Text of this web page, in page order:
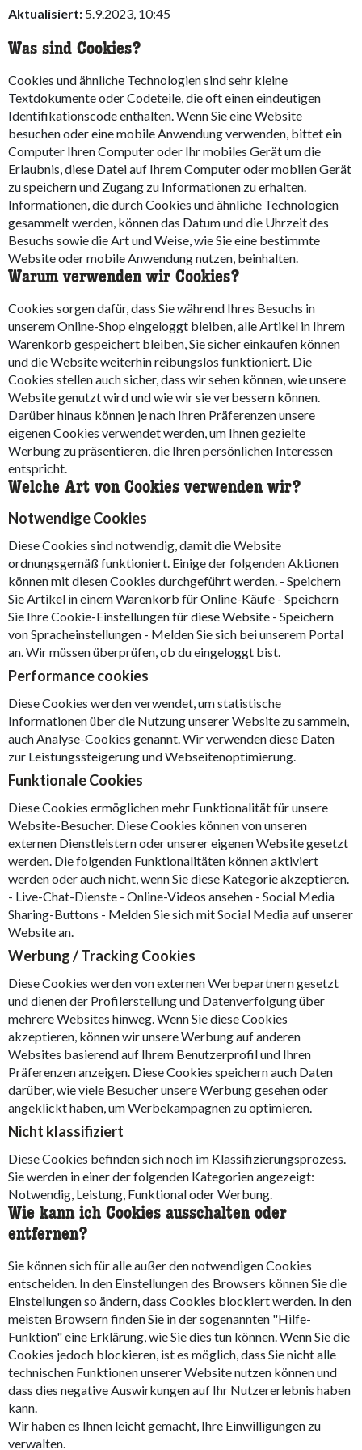
Aktualisiert: 5.9.2023, 10:45
Was sind Cookies?
Cookies und ähnliche Technologien sind sehr kleine
Textdokumente oder Codeteile, die oft einen eindeutigen
Identifikationscode enthalten. Wenn Sie eine Website
besuchen oder eine mobile Anwendung verwenden, bittet ein
Computer Ihren Computer oder Ihr mobiles Gerät um die
Erlaubnis, diese Datei auf Ihrem Computer oder mobilen Gerät
zu speichern und Zugang zu Informationen zu erhalten.
Informationen, die durch Cookies und ähnliche Technologien
gesammelt werden, können das Datum und die Uhrzeit des
Besuchs sowie die Art und Weise, wie Sie eine bestimmte
Website oder mobile Anwendung nutzen, beinhalten.
Warum verwenden wir Cookies?
Cookies sorgen dafür, dass Sie während Ihres Besuchs in
unserem Online-Shop eingeloggt bleiben, alle Artikel in Ihrem
Warenkorb gespeichert bleiben, Sie sicher einkaufen können
und die Website weiterhin reibungslos funktioniert. Die
Cookies stellen auch sicher, dass wir sehen können, wie unsere
Website genutzt wird und wie wir sie verbessern können.
Darüber hinaus können je nach Ihren Präferenzen unsere
eigenen Cookies verwendet werden, um Ihnen gezielte
Werbung zu präsentieren, die Ihren persönlichen Interessen
entspricht.
Welche Art von Cookies verwenden wir?
Notwendige Cookies
Diese Cookies sind notwendig, damit die Website
ordnungsgemäß funktioniert. Einige der folgenden Aktionen
können mit diesen Cookies durchgeführt werden. - Speichern
Sie Artikel in einem Warenkorb für Online-Käufe - Speichern
Sie Ihre Cookie-Einstellungen für diese Website - Speichern
von Spracheinstellungen - Melden Sie sich bei unserem Portal
an. Wir müssen überprüfen, ob du eingeloggt bist.
Performance cookies
Diese Cookies werden verwendet, um statistische
Informationen über die Nutzung unserer Website zu sammeln,
auch Analyse-Cookies genannt. Wir verwenden diese Daten
zur Leistungssteigerung und Webseitenoptimierung.
Funktionale Cookies
Diese Cookies ermöglichen mehr Funktionalität für unsere
Website-Besucher. Diese Cookies können von unseren
externen Dienstleistern oder unserer eigenen Website gesetzt
werden. Die folgenden Funktionalitäten können aktiviert
werden oder auch nicht, wenn Sie diese Kategorie akzeptieren.
- Live-Chat-Dienste - Online-Videos ansehen - Social Media
Sharing-Buttons - Melden Sie sich mit Social Media auf unserer
Website an.
Werbung / Tracking Cookies
Diese Cookies werden von externen Werbepartnern gesetzt
und dienen der Profilerstellung und Datenverfolgung über
mehrere Websites hinweg. Wenn Sie diese Cookies
akzeptieren, können wir unsere Werbung auf anderen
Websites basierend auf Ihrem Benutzerprofil und Ihren
Präferenzen anzeigen. Diese Cookies speichern auch Daten
darüber, wie viele Besucher unsere Werbung gesehen oder
angeklickt haben, um Werbekampagnen zu optimieren.
Nicht klassifiziert
Diese Cookies befinden sich noch im Klassifizierungsprozess.
Sie werden in einer der folgenden Kategorien angezeigt:
Notwendig, Leistung, Funktional oder Werbung.
Wie kann ich Cookies ausschalten oder
entfernen?
Sie können sich für alle außer den notwendigen Cookies
entscheiden. In den Einstellungen des Browsers können Sie die
Einstellungen so ändern, dass Cookies blockiert werden. In den
meisten Browsern finden Sie in der sogenannten "Hilfe-
Funktion" eine Erklärung, wie Sie dies tun können. Wenn Sie die
Cookies jedoch blockieren, ist es möglich, dass Sie nicht alle
technischen Funktionen unserer Website nutzen können und
dass dies negative Auswirkungen auf Ihr Nutzererlebnis haben
kann.
Wir haben es Ihnen leicht gemacht, Ihre Einwilligungen zu
verwalten.